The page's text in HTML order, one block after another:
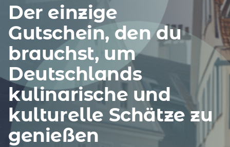
Der einzige
Gutschein, den du
brauchst, um
Deutschlands
kulinarische und
kulturelle Schätze zu
genießen